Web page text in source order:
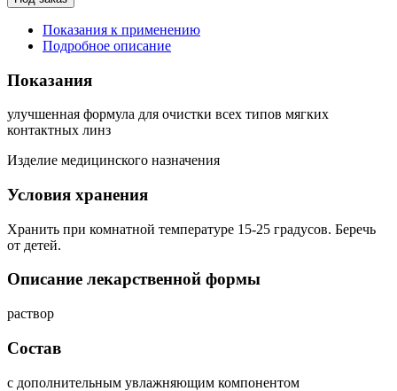
Показания к применению
Подробное описание
Показания
улучшенная формула для очистки всех типов мягких
контактных линз
Изделие медицинского назначения
Условия хранения
Хранить при комнатной температуре 15-25 градусов. Беречь
от детей.
Описание лекарственной формы
раствор
Состав
с дополнительным увлажняющим компонентом